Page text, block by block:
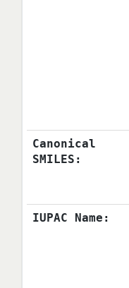
Canonical
SMILES:
IUPAC Name: